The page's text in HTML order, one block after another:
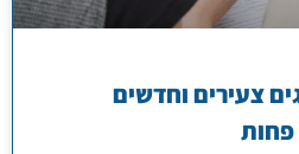
צעירים וחדשים
פחות